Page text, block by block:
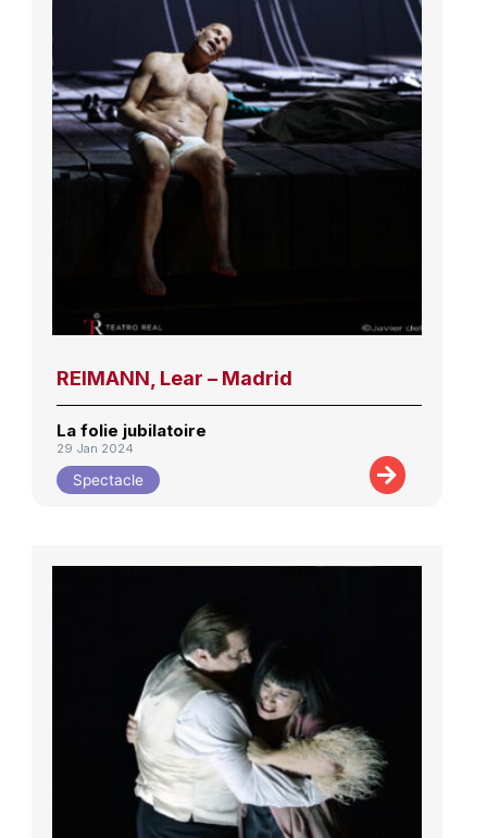
REIMANN, Lear – Madrid
La folie jubilatoire
29 Jan 2024
Spectacle